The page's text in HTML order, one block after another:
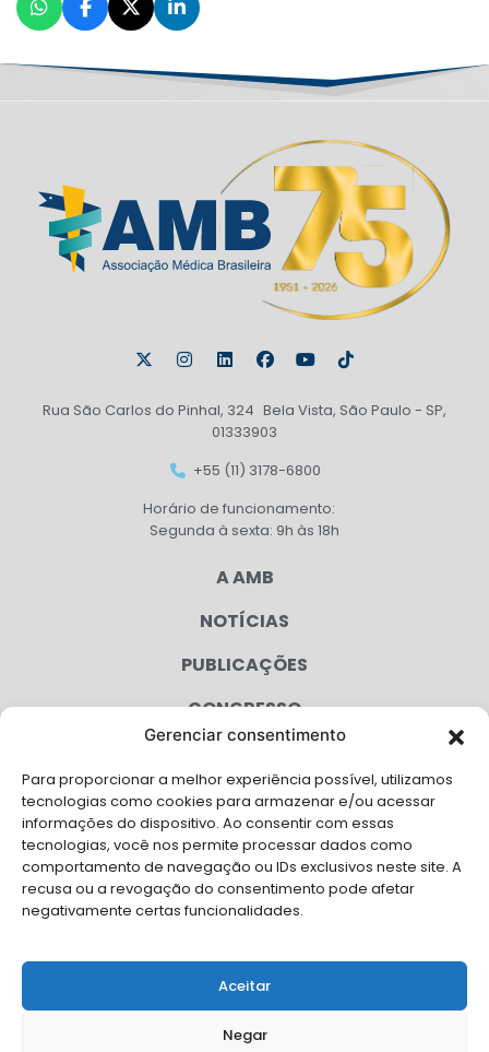
Gerenciar consentimento
Para proporcionar a melhor experiência possível, utilizamos
tecnologias como cookies para armazenar e/ou acessar
informações do dispositivo. Ao consentir com essas
tecnologias, você nos permite processar dados como
comportamento de navegação ou IDs exclusivos neste site. A
recusa ou a revogação do consentimento pode afetar
negativamente certas funcionalidades.
Aceitar
Negar
Rua São Carlos do Pinhal, 324 Bela Vista, São Paulo - SP,
01333903
+55 (11) 3178-6800
Horário de funcionamento:
Segunda à sexta: 9h às 18h
A AMB
NOTÍCIAS
PUBLICAÇÕES
CONGRESSO
CAMPANHAS
SERVIÇOS
FILIADAS
FALE CONOSCO
Solicite Apoio Institucional da AMB para o seu evento